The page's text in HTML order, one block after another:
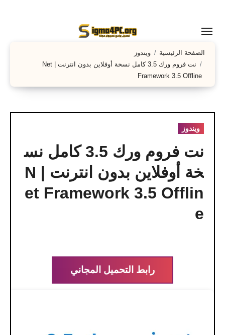
المحتوى
الصفحة الرئيسية
ويندوز
نت فروم ورك 3.5 كامل نسخة أوفلاين بدون انترنت | Net
Framework 3.5 Offline
ويندوز
نت فروم ورك 3.5 كامل نس
خة أوفلاين بدون انترنت | N
et Framework 3.5 Offlin
e
رابط التحميل المجاني